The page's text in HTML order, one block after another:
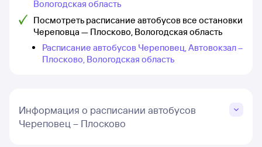
Вологодская область
Посмотреть расписание автобусов все остановки
Череповца — Плосково, Вологодская область
Расписание автобусов Череповец, Автовокзал –
Плосково, Вологодская область
Информация о расписании автобусов
Череповец – Плосково